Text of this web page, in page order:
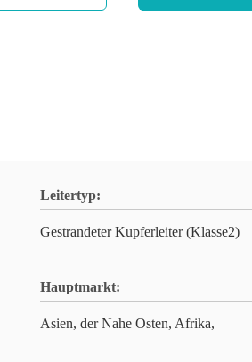
Leitertyp:
Gestrandeter Kupferleiter (Klasse2)
Hauptmarkt:
Asien, der Nahe Osten, Afrika,